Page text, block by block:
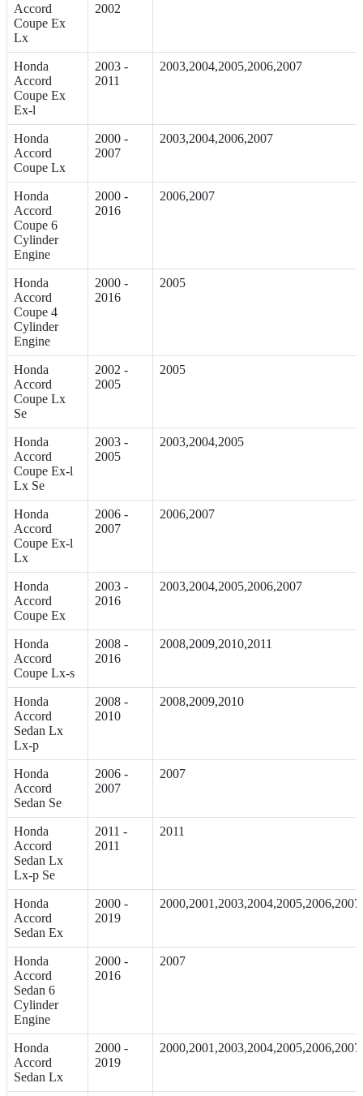
Accord
Coupe Ex
Lx
2002
Honda
Accord
Coupe Ex
Ex-l
2003 -
2011
2003,2004,2005,2006,2007
Honda
Accord
Coupe Lx
2000 -
2007
2003,2004,2006,2007
Honda
Accord
Coupe 6
Cylinder
Engine
2000 -
2016
2006,2007
Honda
Accord
Coupe 4
Cylinder
Engine
2000 -
2016
2005
Honda
Accord
Coupe Lx
Se
2002 -
2005
2005
Honda
Accord
Coupe Ex-l
Lx Se
2003 -
2005
2003,2004,2005
Honda
Accord
Coupe Ex-l
Lx
2006 -
2007
2006,2007
Honda
Accord
Coupe Ex
2003 -
2016
2003,2004,2005,2006,2007
Honda
Accord
Coupe Lx-s
2008 -
2016
2008,2009,2010,2011
Honda
Accord
Sedan Lx
Lx-p
2008 -
2010
2008,2009,2010
Honda
Accord
Sedan Se
2006 -
2007
2007
Honda
Accord
Sedan Lx
Lx-p Se
2011 -
2011
2011
Honda
Accord
Sedan Ex
2000 -
2019
2000,2001,2003,2004,2005,2006,2007
Honda
Accord
Sedan 6
Cylinder
Engine
2000 -
2016
2007
Honda
Accord
Sedan Lx
2000 -
2019
2000,2001,2003,2004,2005,2006,2007